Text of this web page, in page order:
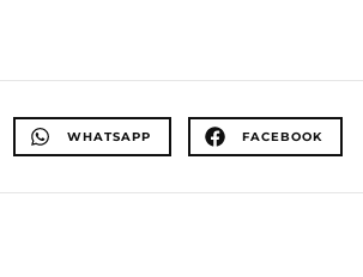
WHATSAPP FACEBOOK